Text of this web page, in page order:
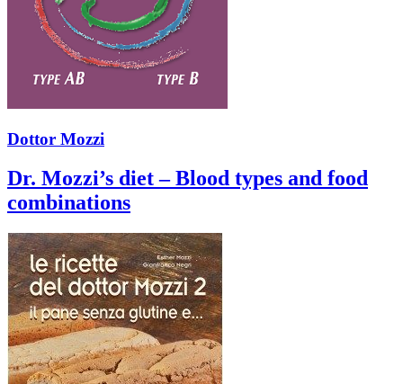
Dottor Mozzi
Dr. Mozzi’s diet – Blood types and food
combinations